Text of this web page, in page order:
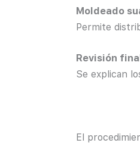
Moldeado
Permite
Revisión
Se explican
El